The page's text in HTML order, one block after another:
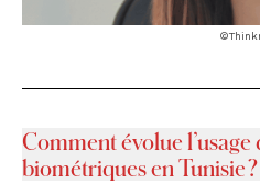
Comment évolue
biométriques en Tunisie ?